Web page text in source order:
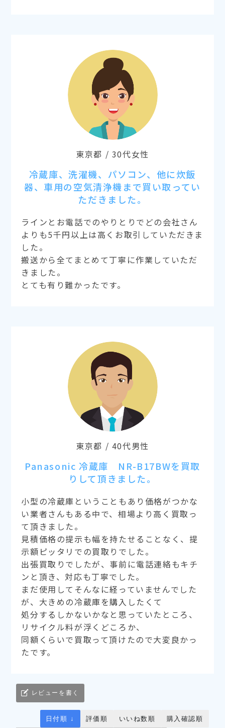
東京都 / 30代女性
冷蔵庫、洗濯機、パソコン、他に炊飯
器、車用の空気清浄機まで買い取ってい
ただきました。
ラインとお電話でのやりとりでどの会社さん
よりも5千円以上は高くお取引していただきま
した。
搬送から全てまとめて丁寧に作業していただ
きました。
とても有り難かったです。
東京都 / 40代男性
Panasonic 冷蔵庫 NR-B17BWを買取
りして頂きました。
小型の冷蔵庫ということもあり価格がつかな
い業者さんもある中で、相場より高く買取っ
て頂きました。
見積価格の提示も幅を持たせることなく、提
示額ピッタリでの買取りでした。
出張買取りでしたが、事前に電話連絡もキチ
ンと頂き、対応も丁寧でした。
まだ使用してそんなに経っていませんでした
が、大きめの冷蔵庫を購入したくて
処分するしかないかなと思っていたところ、
リサイクル料が浮くどころか、
同額くらいで買取って頂けたので大変良かっ
たです。
レビューを書く
日付順 ↓ 評価順 いいね数順 購入確認順